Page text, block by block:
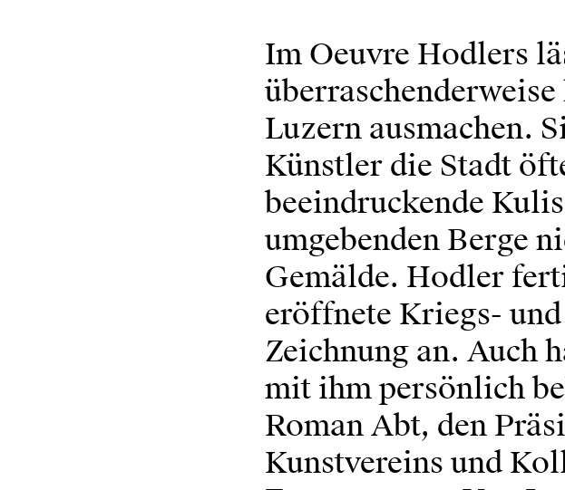
Im Oeuvre Hodlers
Luzern ausmachen.
Künstler die Stadt
beeindruckende
umgebenden Berge
Gemälde. Hodler
eröffnete Kriegs-
Zeichnung an. Auch
mit ihm persönlich
Roman Abt, den
Kunstvereins und